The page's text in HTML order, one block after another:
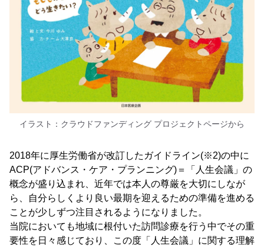
イラスト：クラウドファンディング プロジェクトページから
2018年に厚生労働省が改訂したガイドライン(※2)の中に
ACP(アドバンス・ケア・プランニング)＝「人生会議」の
概念が盛り込まれ、近年では本人の尊厳を大切にしなが
ら、自分らしくより良い最期を迎えるための準備を進める
ことが少しずつ注目されるようになりました。
当院においても地域に根付いた訪問診療を行う中でその重
要性を日々感じており、この度「人生会議」に関する理解